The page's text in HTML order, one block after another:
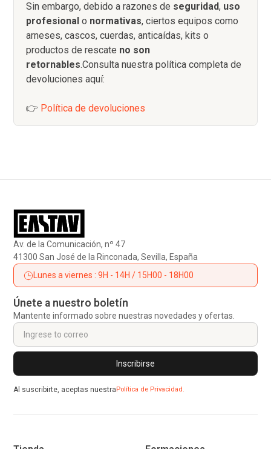
Sin embargo, debido a razones de seguridad, uso
profesional o normativas, ciertos equipos como
arneses, cascos, cuerdas, anticaídas, kits o
productos de rescate no son
retornables.Consulta nuestra política completa de
devoluciones aquí:
👉 Política de devoluciones
Av. de la Comunicación, nº 47
41300 San José de la Rinconada, Sevilla, España
Lunes a viernes : 9H - 14H / 15H00 - 18H00
Únete a nuestro boletín
Mantente informado sobre nuestras novedades y ofertas.
Al suscribirte, aceptas nuestra Política de Privacidad.